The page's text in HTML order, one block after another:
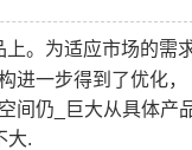
。为适应市场的需
进一步得到了优化，
间仍_巨大从具体产
大.